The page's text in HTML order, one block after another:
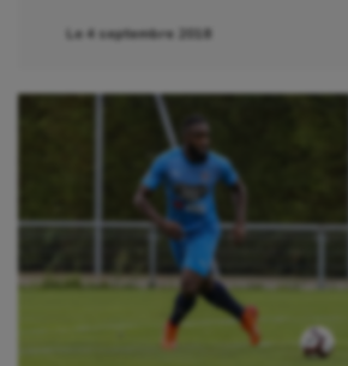
Le 4 septembre 2018